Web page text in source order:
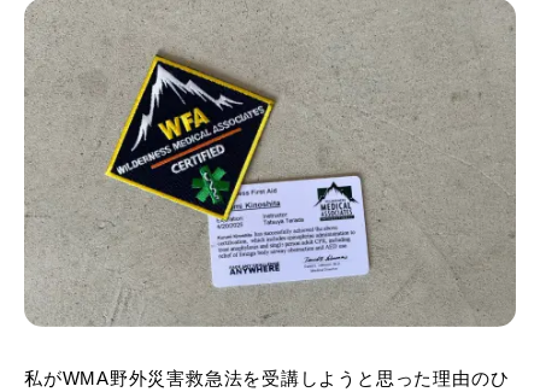
私がWMA野外災害救急法を受講しようと思った理由のひ